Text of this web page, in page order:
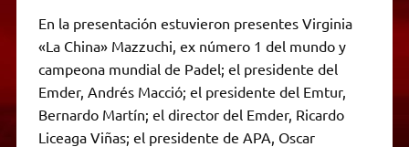
En la presentación estuvieron presentes Virginia
«La China» Mazzuchi, ex número 1 del mundo y
campeona mundial de Padel; el presidente del
Emder, Andrés Macció; el presidente del Emtur,
Bernardo Martín; el director del Emder, Ricardo
Liceaga Viñas; el presidente de APA, Oscar